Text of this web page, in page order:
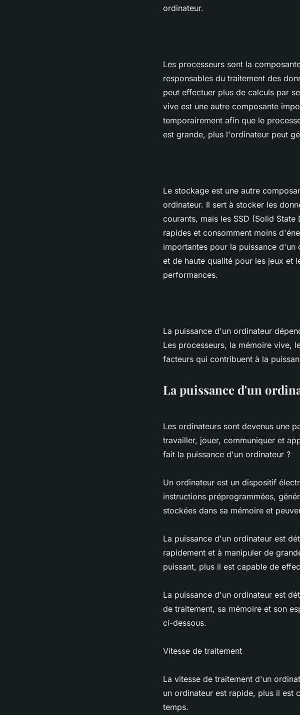
ordinateur.
Les processeurs sont la
responsables du traitement des
peut effectuer plus de calculs par
vive est une autre composante
temporairement afin que le
est grande, plus l'ordinateur peut
Le stockage est une autre
ordinateur. Il sert à stocker les
courants, mais les SSD (Solid
rapides et consomment moins
importantes pour la puissance d'un
et de haute qualité pour les jeux et
performances.
La puissance d'un ordinateur
Les processeurs, la mémoire vive,
facteurs qui contribuent à la
La puissance d'un
Les ordinateurs sont devenus une
travailler, jouer, communiquer et
fait la puissance d'un ordinateur ?
Un ordinateur est un dispositif
instructions préprogrammées,
stockées dans sa mémoire et
La puissance d'un ordinateur est
rapidement et à manipuler de
puissant, plus il est capable de
La puissance d'un ordinateur est
de traitement, sa mémoire et son
ci-dessous.
Vitesse de traitement
La vitesse de traitement d'un
un ordinateur est rapide, plus il est
temps.